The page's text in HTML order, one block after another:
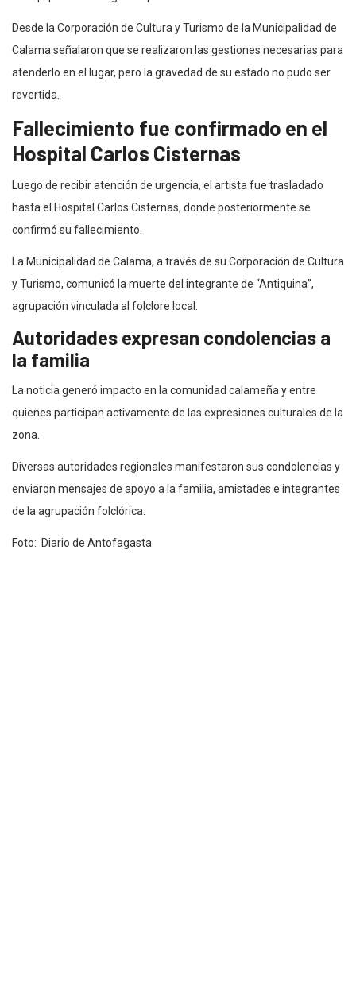
Desde la Corporación de Cultura y Turismo de la Municipalidad de
Calama señalaron que se realizaron las gestiones necesarias para
atenderlo en el lugar, pero la gravedad de su estado no pudo ser
revertida.
Fallecimiento fue confirmado en el
Hospital Carlos Cisternas
Luego de recibir atención de urgencia, el artista fue trasladado
hasta el Hospital Carlos Cisternas, donde posteriormente se
confirmó su fallecimiento.
La Municipalidad de Calama, a través de su Corporación de Cultura
y Turismo, comunicó la muerte del integrante de “Antiquina”,
agrupación vinculada al folclore local.
Autoridades expresan condolencias a
la familia
La noticia generó impacto en la comunidad calameña y entre
quienes participan activamente de las expresiones culturales de la
zona.
Diversas autoridades regionales manifestaron sus condolencias y
enviaron mensajes de apoyo a la familia, amistades e integrantes
de la agrupación folclórica.
Foto: Diario de Antofagasta